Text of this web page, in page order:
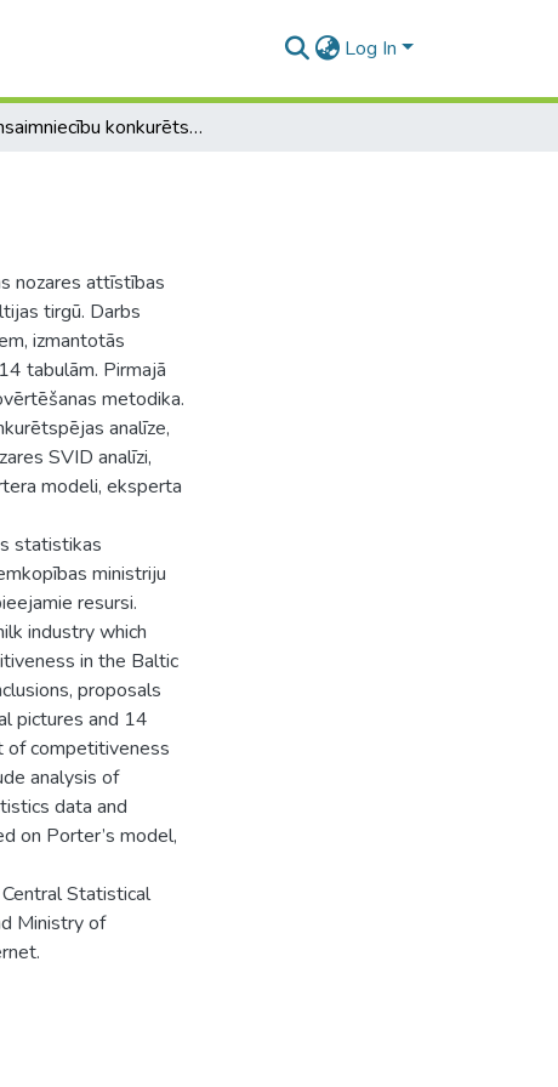
Log In
Piensaimniecību konkurētspēja Baltijas valstīs
nozares attīstības
tirgū. Darbs
izmantotās
tabulām. Pirmajā
metodika.
analīze,
SVID analīzi,
modeli, eksperta
statistikas
ministriju
resursi.
industry which
in the Baltic
proposals
pictures and 14
of competitiveness
analysis of
data and
on Porter’s model,
Statistical
Ministry of